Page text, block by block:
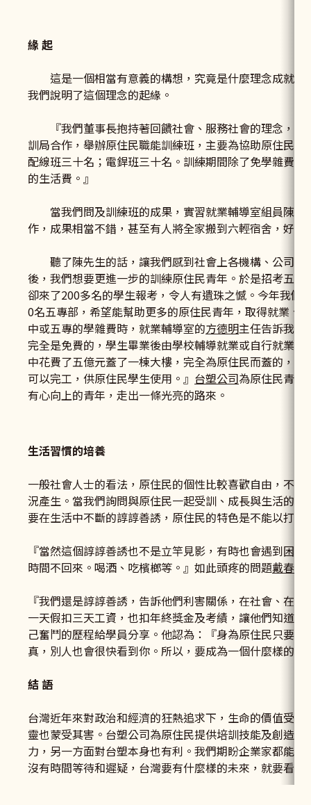
緣 起
這是一個相當有意義的構想，究竟是什麼理念成就了
我們說明了這個理念的起緣。
『我們董事長抱持著回饋社會、服務社會的理念，因
訓局合作，舉辦原住民職能訓練班，主要為協助原住民
配線班三十名；電銲班三十名。訓練期間除了免學雜費
的生活費。』
當我們問及訓練班的成果，實習就業輔導室組員陳季
作，成果相當不錯，甚至有人將全家搬到六輕宿舍，好好
聽了陳先生的話，讓我們感到社會上各機構、公司從
後，我們想要更進一步的訓練原住民青年。於是招考五
卻來了200多名的學生報考，令人有遺珠之憾。今年我們
0名五專部，希望能幫助更多的原住民青年，取得就業、
中或五專的學雜費時，就業輔導室的方德明主任告訴我們
完全是免費的，學生畢業後由學校輔導就業或自行就業完
中花費了五億元蓋了一棟大樓，完全為原住民而蓋的，
可以完工，供原住民學生使用。』 台塑公司為原住民青年
有心向上的青年，走出一條光亮的路來。
生活習慣的培養
一般社會人士的看法，原住民的個性比較喜歡自由，不
況產生。當我們詢問與原住民一起受訓、成長與生活的賽
要在生活中不斷的諄諄善誘，原住民的特色是不能以打
『當然這個諄諄善誘也不是立竿見影，有時也會遇到困
時間不回來。喝酒、吃檳榔等。』如此頭疼的問題戴春明
『我們還是諄諄善誘，告訴他們利害關係，在社會、在
一天假扣三天工資，也扣年終獎金及考績，讓他們知道
己奮鬥的歷程給學員分享。他認為：『身為原住民只要
真，別人也會很快看到你。所以，要成為一個什麼樣的人
結 語
台灣近年來對政治和經濟的狂熱追求下，生命的價值受
靈也蒙受其害。台塑公司為原住民提供培訓技能及創造
力，另一方面對台塑本身也有利。我們期盼企業家都能
沒有時間等待和遲疑，台灣要有什麼樣的未來，就要看我